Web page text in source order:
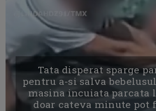
Tata disperat sparge
pentru a-si salva
masina incuiata parcata
doar cateva minute pot